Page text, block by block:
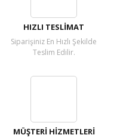
HIZLI TESLİMAT
Siparişiniz En Hızlı Şekilde
Teslim Edilir.
MÜŞTERİ HİZMETLERİ